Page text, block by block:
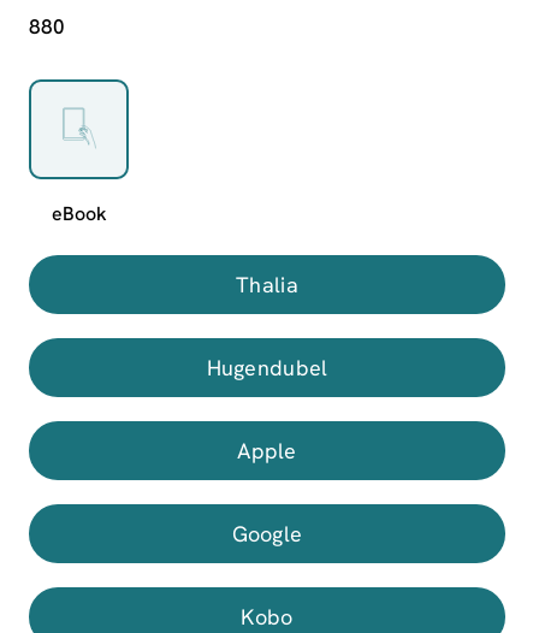
880
Thalia
Hugendubel
Apple
Google
Kobo